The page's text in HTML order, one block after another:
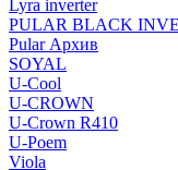
Lyra inverter
PULAR BLACK
Pular Архив
SOYAL
U-Cool
U-CROWN
U-Crown R410
U-Poem
Viola